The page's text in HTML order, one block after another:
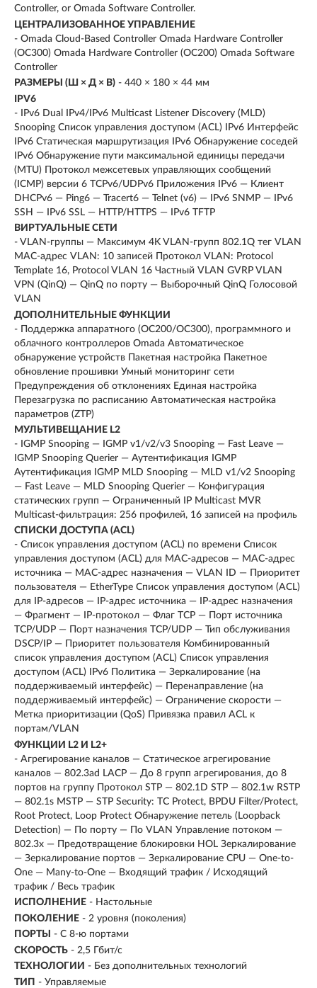
Controller, or Omada Software Controller.
ЦЕНТРАЛИЗОВАННОЕ УПРАВЛЕНИЕ
- Omada Cloud-Based Controller Omada Hardware Controller
(OC300) Omada Hardware Controller (OC200) Omada Software
Controller
РАЗМЕРЫ (Ш × Д × В) - 440 × 180 × 44 мм
IPV6
- IPv6 Dual IPv4/IPv6 Multicast Listener Discovery (MLD)
Snooping Список управления доступом (ACL) IPv6 Интерфейс
IPv6 Статическая маршрутизация IPv6 Обнаружение соседей
IPv6 Обнаружение пути максимальной единицы передачи
(MTU) Протокол межсетевых управляющих сообщений
(ICMP) версии 6 TCPv6/UDPv6 Приложения IPv6 — Клиент
DHCPv6 — Ping6 — Tracert6 — Telnet (v6) — IPv6 SNMP — IPv6
SSH — IPv6 SSL — HTTP/HTTPS — IPv6 TFTP
ВИРТУАЛЬНЫЕ СЕТИ
- VLAN-группы — Максимум 4K VLAN-групп 802.1Q тег VLAN
MAC-адрес VLAN: 10 записей Протокол VLAN: Protocol
Template 16, Protocol VLAN 16 Частный VLAN GVRP VLAN
VPN (QinQ) — QinQ по порту — Выборочный QinQ Голосовой
VLAN
ДОПОЛНИТЕЛЬНЫЕ ФУНКЦИИ
- Поддержка аппаратного (OC200/OC300), программного и
облачного контроллеров Omada Автоматическое
обнаружение устройств Пакетная настройка Пакетное
обновление прошивки Умный мониторинг сети
Предупреждения об отклонениях Единая настройка
Перезагрузка по расписанию Автоматическая настройка
параметров (ZTP)
МУЛЬТИВЕЩАНИЕ L2
- IGMP Snooping — IGMP v1/v2/v3 Snooping — Fast Leave —
IGMP Snooping Querier — Аутентификация IGMP
Аутентификация IGMP MLD Snooping — MLD v1/v2 Snooping
— Fast Leave — MLD Snooping Querier — Конфигурация
статических групп — Ограниченный IP Multicast MVR
Multicast-фильтрация: 256 профилей, 16 записей на профиль
СПИСКИ ДОСТУПА (ACL)
- Список управления доступом (ACL) по времени Список
управления доступом (ACL) для MAC-адресов — MAC-адрес
источника — MAC-адрес назначения — VLAN ID — Приоритет
пользователя — EtherType Список управления доступом (ACL)
для IP-адресов — IP-адрес источника — IP-адрес назначения
— Фрагмент — IP-протокол — Флаг TCP — Порт источника
TCP/UDP — Порт назначения TCP/UDP — Тип обслуживания
DSCP/IP — Приоритет пользователя Комбинированный
список управления доступом (ACL) Список управления
доступом (ACL) IPv6 Политика — Зеркалирование (на
поддерживаемый интерфейс) — Перенаправление (на
поддерживаемый интерфейс) — Ограничение скорости —
Метка приоритизации (QoS) Привязка правил ACL к
портам/VLAN
ФУНКЦИИ L2 И L2+
- Агрегирование каналов — Статическое агрегирование
каналов — 802.3ad LACP — До 8 групп агрегирования, до 8
портов на группу Протокол STP — 802.1D STP — 802.1w RSTP
— 802.1s MSTP — STP Security: TC Protect, BPDU Filter/Protect,
Root Protect, Loop Protect Обнаружение петель (Loopback
Detection) — По порту — По VLAN Управление потоком —
802.3x — Предотвращение блокировки HOL Зеркалирование
— Зеркалирование портов — Зеркалирование CPU — One-to-
One — Many-to-One — Входящий трафик / Исходящий
трафик / Весь трафик
ИСПОЛНЕНИЕ - Настольные
ПОКОЛЕНИЕ - 2 уровня (поколения)
ПОРТЫ
- С 8-ю портами
СКОРОСТЬ - 2,5 Гбит/с
ТЕХНОЛОГИИ - Без дополнительных технологий
ТИП - Управляемые